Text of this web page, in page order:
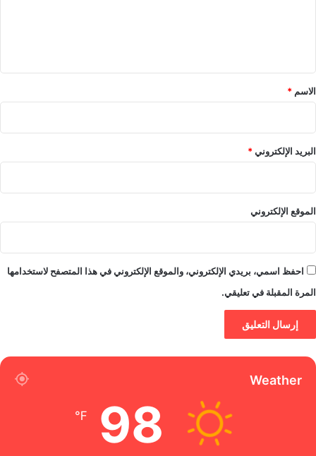
*
الاسم *
البريد الإلكتروني*
الموقع الإلكتروني
احفظ اسمي، بريدي الإلكتروني، والموقع الإلكتروني في هذا المتصفح لاستخدامها
المرة المقبلة في تعليقي.
Weather
98
℉